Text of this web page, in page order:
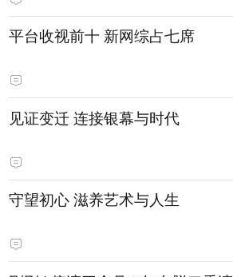
平台收视前十 新网综占七席
见证变迁 连接银幕与时代
守望初心 滋养艺术与人生